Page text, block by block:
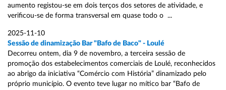
aumento registou-se em dois terços dos setores de atividade, e
verificou-se de forma transversal em quase todo o ...
2025-11-10
Sessão de dinamização Bar "Bafo de Baco" - Loulé
Decorreu ontem, dia 9 de novembro, a terceira sessão de
promoção dos estabelecimentos comerciais de Loulé, reconhecidos
ao abrigo da iniciativa “Comércio com História” dinamizado pelo
próprio município. O evento teve lugar no mítico bar “Bafo de